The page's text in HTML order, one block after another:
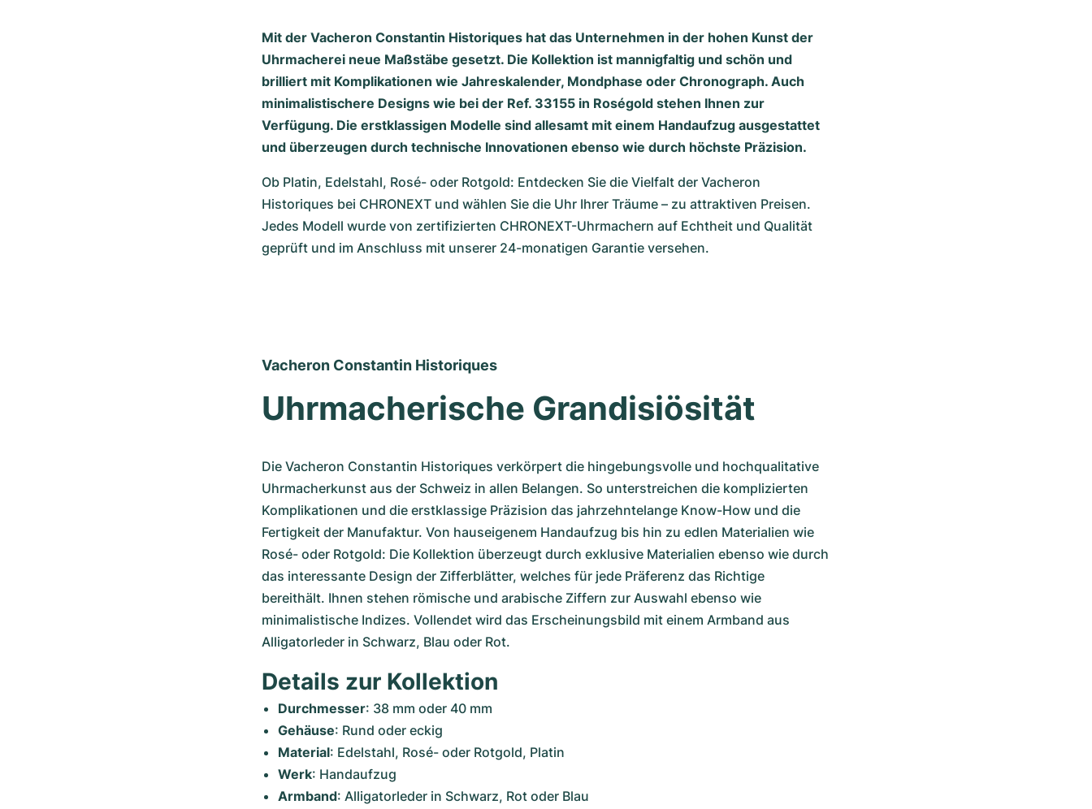
Mit der Vacheron Constantin Historiques hat das Unternehmen in der hohen Kunst der
Uhrmacherei neue Maßstäbe gesetzt. Die Kollektion ist mannigfaltig und schön und
brilliert mit Komplikationen wie Jahreskalender, Mondphase oder Chronograph. Auch
minimalistischere Designs wie bei der Ref. 33155 in Roségold stehen Ihnen zur
Verfügung. Die erstklassigen Modelle sind allesamt mit einem Handaufzug ausgestattet
und überzeugen durch technische Innovationen ebenso wie durch höchste Präzision.
Ob Platin, Edelstahl, Rosé- oder Rotgold: Entdecken Sie die Vielfalt der Vacheron
Historiques bei CHRONEXT und wählen Sie die Uhr Ihrer Träume – zu attraktiven Preisen.
Jedes Modell wurde von zertifizierten CHRONEXT-Uhrmachern auf Echtheit und Qualität
geprüft und im Anschluss mit unserer 24-monatigen Garantie versehen.
Vacheron Constantin Historiques
Uhrmacherische Grandisiösität
Die Vacheron Constantin Historiques verkörpert die hingebungsvolle und hochqualitative
Uhrmacherkunst aus der Schweiz in allen Belangen. So unterstreichen die komplizierten
Komplikationen und die erstklassige Präzision das jahrzehntelange Know-How und die
Fertigkeit der Manufaktur. Von hauseigenem Handaufzug bis hin zu edlen Materialien wie
Rosé- oder Rotgold: Die Kollektion überzeugt durch exklusive Materialien ebenso wie durch
das interessante Design der Zifferblätter, welches für jede Präferenz das Richtige
bereithält. Ihnen stehen römische und arabische Ziffern zur Auswahl ebenso wie
minimalistische Indizes. Vollendet wird das Erscheinungsbild mit einem Armband aus
Alligatorleder in Schwarz, Blau oder Rot.
Details zur Kollektion
Durchmesser: 38 mm oder 40 mm
Gehäuse: Rund oder eckig
Material: Edelstahl, Rosé- oder Rotgold, Platin
Werk: Handaufzug
Armband: Alligatorleder in Schwarz, Rot oder Blau